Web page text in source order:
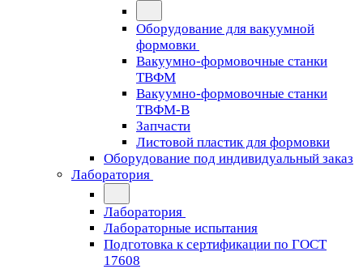
Оборудование для вакуумной
формовки
Вакуумно-формовочные станки
ТВФМ
Вакуумно-формовочные станки
ТВФМ-В
Запчасти
Листовой пластик для формовки
Оборудование под индивидуальный заказ
Лаборатория
Лаборатория
Лабораторные испытания
Подготовка к сертификации по ГОСТ
17608